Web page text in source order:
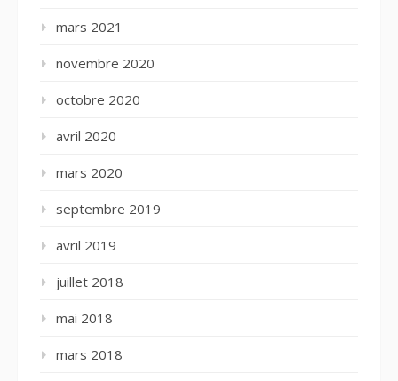
mars 2021
novembre 2020
octobre 2020
avril 2020
mars 2020
septembre 2019
avril 2019
juillet 2018
mai 2018
mars 2018